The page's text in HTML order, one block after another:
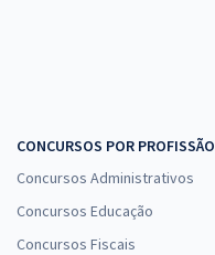
CONCURSOS POR PROFISSÃO
Concursos Administrativos
Concursos Educação
Concursos Fiscais